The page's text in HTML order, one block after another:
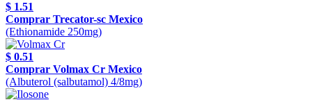
$ 1.51
Comprar Trecator-sc Mexico
(Ethionamide 250mg)
$ 0.51
Comprar Volmax Cr Mexico
(Albuterol (salbutamol) 4/8mg)